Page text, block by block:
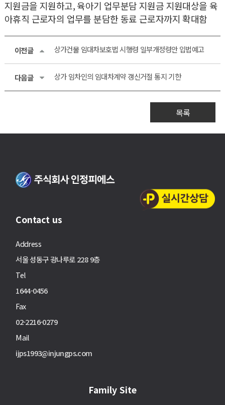
지원금을 지원하고, 육아기 업무분담 지원금 지원대상을 육
아휴직 근로자의 업무를 분담한 동료 근로자까지 확대함
이전글 상가건물 임대차보호법 시행령 일부개정령안 입법예고
다음글 상가 임차인의 임대차계약 갱신거절 통지 기한
목록
Contact us
Address
서울 성동구 광나루로 228 9층
Tel
1644-0456
Fax
02-2216-0279
Mail
ijps1993@injungps.com
Family Site